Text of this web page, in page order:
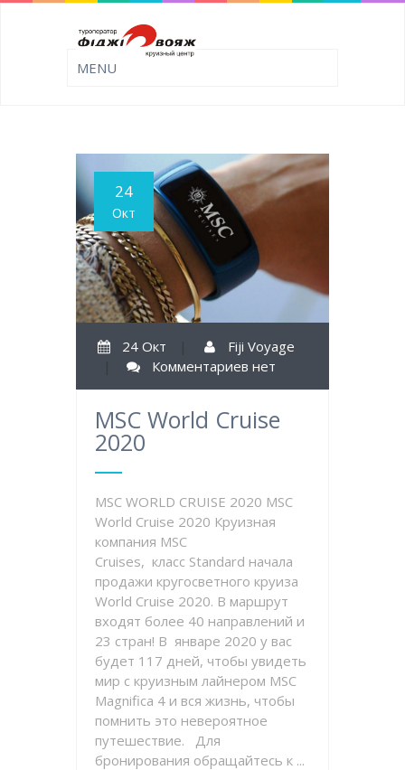
24
Окт
24 Окт
Fiji Voyage
Комментариев нет
MSC World Cruise
2020
MSC WORLD CRUISE 2020 MSC
World Cruise 2020 Круизная
компания MSC
Cruises, класс Standard начала
продажи кругосветного круиза
World Cruise 2020. В маршрут
входят более 40 направлений и
23 стран! В январе 2020 у вас
будет 117 дней, чтобы увидеть
мир с круизным лайнером MSC
Magnifica 4 и вся жизнь, чтобы
помнить это невероятное
путешествие. Для
бронирования обращайтесь к ...